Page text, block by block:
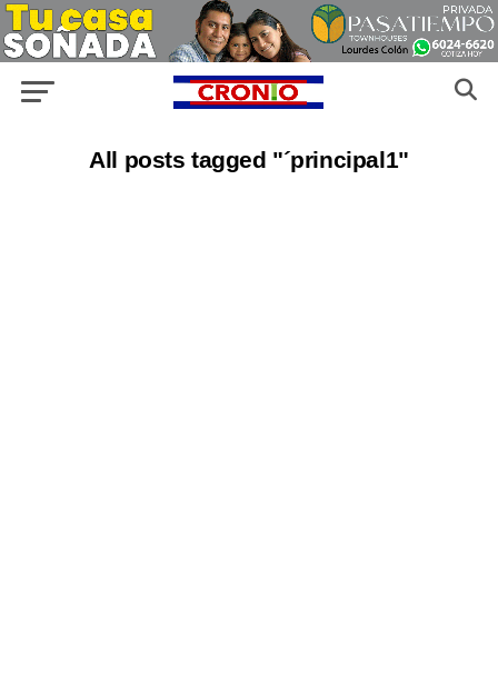
All posts tagged "´principal1"